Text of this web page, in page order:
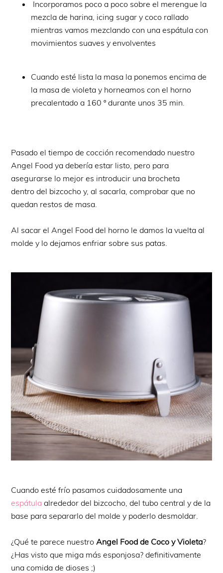
Incorporamos poco a poco sobre el merengue la
mezcla de harina, icing sugar y coco rallado
mientras vamos mezclando con una espátula con
movimientos suaves y envolventes
Cuando esté lista la masa la ponemos encima de
la masa de violeta y horneamos con el horno
precalentado a 160 º durante unos 35 min.
Pasado el tiempo de cocción recomendado nuestro
Angel Food ya debería estar listo, pero para
asegurarse lo mejor es introducir una brocheta
dentro del bizcocho y, al sacarla, comprobar que no
quedan restos de masa.
Al sacar el Angel Food del horno le damos la vuelta al
molde y lo dejamos enfriar sobre sus patas.
Cuando esté frío pasamos cuidadosamente una
espátulaalrededor del bizcocho, del tubo central y de la
base para separarlo del molde y poderlo desmoldar.
¿Qué te parece nuestroAngel Food de Coco y Violeta?
¿Has visto que miga más esponjosa? definitivamente
una comida de dioses ;)